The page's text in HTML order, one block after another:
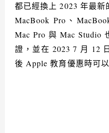
都已經換上 2023 年最新
MacBook Pro 、
Mac Pro 與 Mac Studio
證，並在 2023 7 月 12
後 Apple教育優惠時可